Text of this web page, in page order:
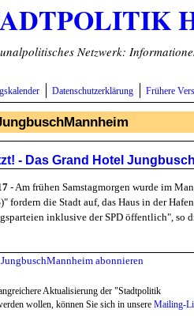
Netzwerk:
Datenschutzerklärung Frühere
- Das Grand Hotel
- Am frühen Samstagmorgen wurde im
fordern die Stadt auf, das Haus in der
inklusive der SPD öffentlich", so
Aktualisierung der "Stadtpolitik
wollen, können Sie sich in unsereMailing-